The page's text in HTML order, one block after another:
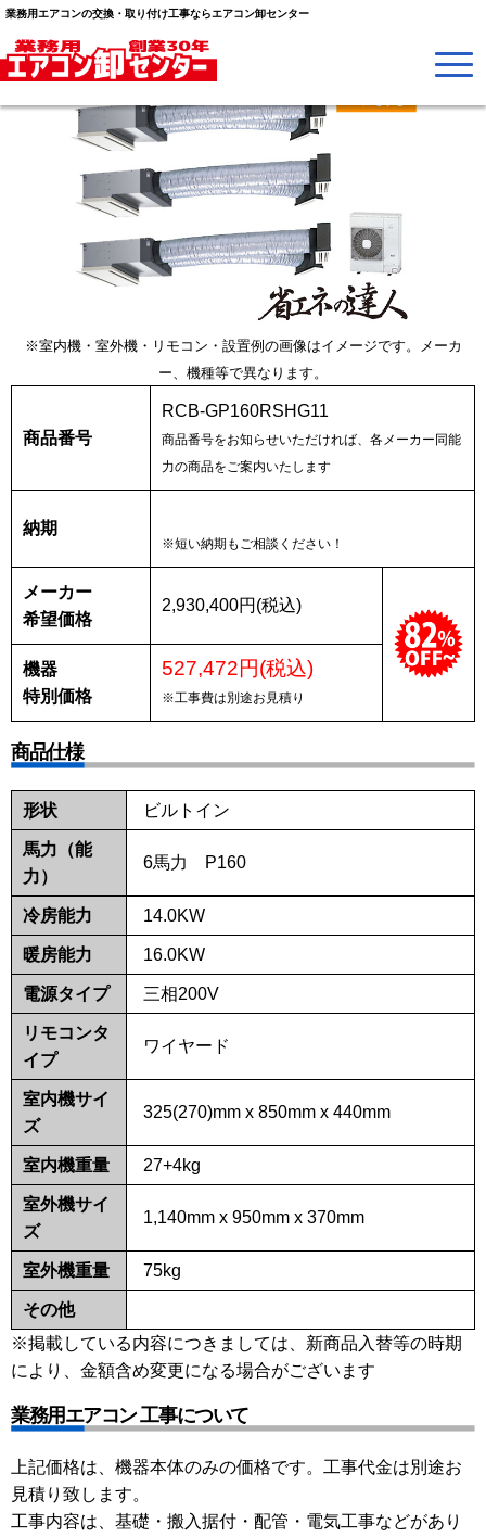
業務用エアコンの交換・取り付け工事ならエアコン卸センター
※室内機・室外機・リモコン・設置例の画像はイメージです。メーカ
ー、機種等で異なります。
商品番号
RCB-GP160RSHG11
商品番号をお知らせいただければ、各メーカー同能
力の商品をご案内いたします
納期
※短い納期もご相談ください！
メーカー
希望価格
2,930,400円(税込)
機器
特別価格
527,472円(税込)
※工事費は別途お見積り
商品仕様
形状 ビルトイン
馬力（能
力）
6馬力 P160
冷房能力 14.0KW
暖房能力 16.0KW
電源タイプ 三相200V
リモコンタ
イプ
ワイヤード
室内機サイ
ズ
325(270)mm x 850mm x 440mm
室内機重量 27+4kg
室外機サイ
ズ
1,140mm x 950mm x 370mm
室外機重量 75kg
その他
※掲載している内容につきましては、新商品入替等の時期
により、金額含め変更になる場合がございます
業務用エアコン 工事について
上記価格は、機器本体のみの価格です。工事代金は別途お
見積り致します。
工事内容は、基礎・搬入据付・配管・電気工事などがあり